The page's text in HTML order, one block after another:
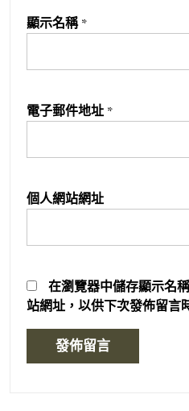
顯示名稱 *
電子郵件地址 *
個人網站網址
在瀏覽器中儲存顯示名
站網址，以供下次發佈留言